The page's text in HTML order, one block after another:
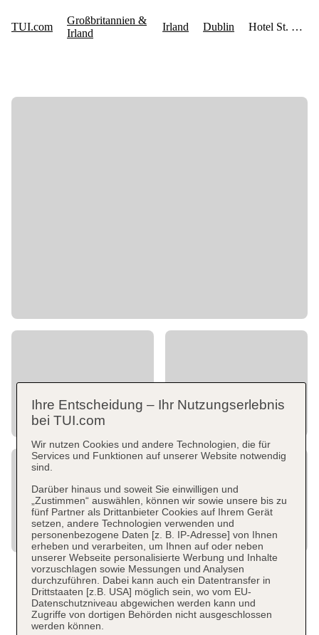
Ihre Entscheidung – Ihr Nutzungserlebnis
bei TUI.com
Wir nutzen Cookies und andere Technologien, die für
Services und Funktionen auf unserer Website notwendig
sind.
Darüber hinaus und soweit Sie einwilligen und
„Zustimmen“ auswählen, können wir sowie unsere bis zu
fünf Partner als Drittanbieter Cookies auf Ihrem Gerät
setzen, andere Technologien verwenden und
personenbezogene Daten [z. B. IP-Adresse] von Ihnen
erheben und verarbeiten, um Ihnen auf oder neben
unserer Webseite personalisierte Werbung und Inhalte
vorzuschlagen sowie Messungen und Analysen
durchzuführen. Dabei kann auch ein Datentransfer in
Drittstaaten [z.B. USA] möglich sein, wo vom EU-
Datenschutzniveau abgewichen werden kann und
Zugriffe von dortigen Behörden nicht ausgeschlossen
werden können.